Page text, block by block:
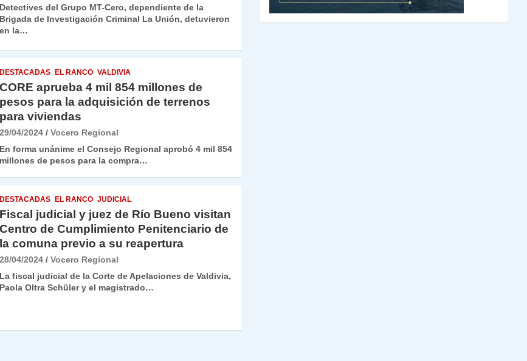
Detectives del Grupo MT-Cero, dependiente de la
Brigada de Investigación Criminal La Unión, detuvieron
en la…
DESTACADAS EL RANCO VALDIVIA
CORE aprueba 4 mil 854 millones de
pesos para la adquisición de terrenos
para viviendas
29/04/2024
Vocero Regional
En forma unánime el Consejo Regional aprobó 4 mil 854
millones de pesos para la compra…
DESTACADAS EL RANCO JUDICIAL
Fiscal judicial y juez de Río Bueno visitan
Centro de Cumplimiento Penitenciario de
la comuna previo a su reapertura
28/04/2024
Vocero Regional
La fiscal judicial de la Corte de Apelaciones de Valdivia,
Paola Oltra Schüler y el magistrado…